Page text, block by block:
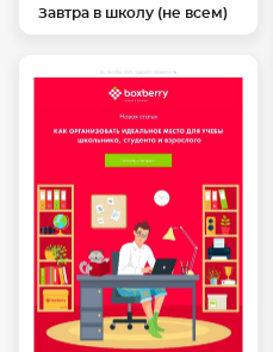
Завтра в школу (не всем)